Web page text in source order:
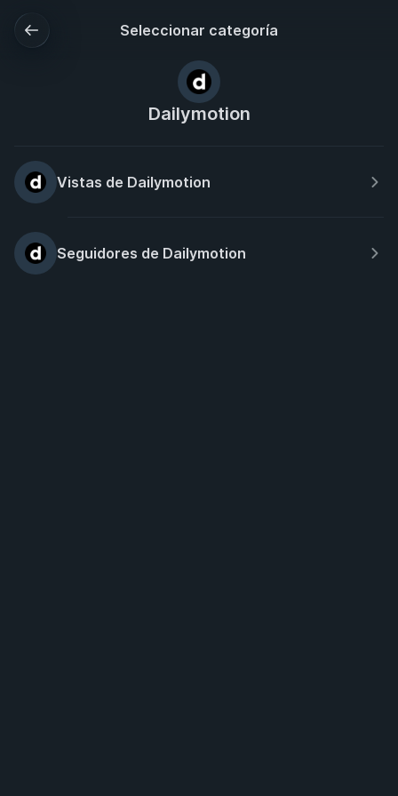
Seleccionar categoría
Dailymotion
Vistas de Dailymotion
Seguidores de Dailymotion